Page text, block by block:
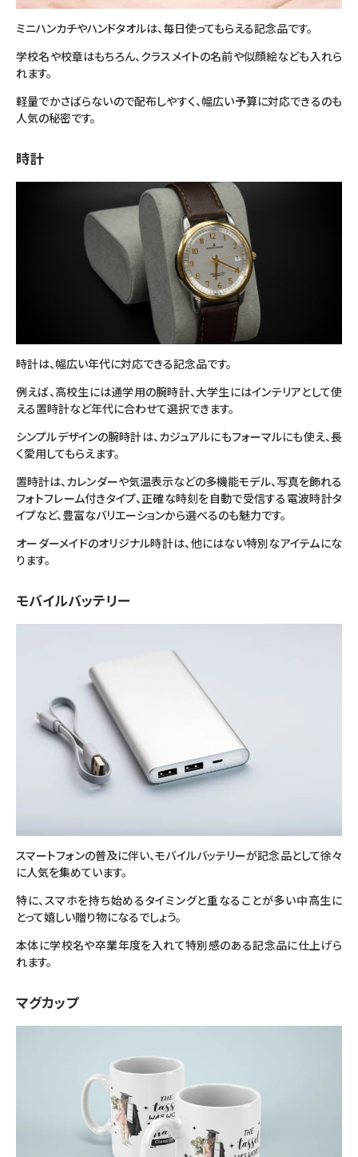
ミニハンカチやハンドタオルは、毎日使ってもらえる記念品です。
学校名や校章はもちろん、クラスメイトの名前や似顔絵なども入れら
れます。
軽量でかさばらないので配布しやすく、幅広い予算に対応できるのも
人気の秘密です。
時計
時計は、幅広い年代に対応できる記念品です。
例えば、高校生には通学用の腕時計、大学生にはインテリアとして使
える置時計など年代に合わせて選択できます。
シンプルデザインの腕時計は、カジュアルにもフォーマルにも使え、長
く愛用してもらえます。
置時計は、カレンダーや気温表示などの多機能モデル、写真を飾れる
フォトフレーム付きタイプ、正確な時刻を自動で受信する電波時計タ
イプなど、豊富なバリエーションから選べるのも魅力です。
オーダーメイドのオリジナル時計は、他にはない特別なアイテムにな
ります。
モバイルバッテリー
スマートフォンの普及に伴い、モバイルバッテリーが記念品として徐々
に人気を集めています。
特に、スマホを持ち始めるタイミングと重なることが多い中高生に
とって嬉しい贈り物になるでしょう。
本体に学校名や卒業年度を入れて特別感のある記念品に仕上げら
れます。
マグカップ